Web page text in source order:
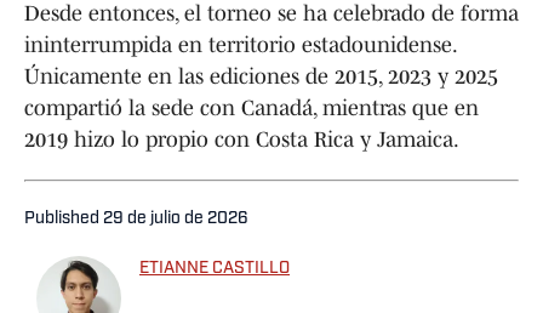
Desde entonces, el torneo se ha celebrado de forma
ininterrumpida en territorio estadounidense.
Únicamente en las ediciones de 2015, 2023 y 2025
compartió la sede con Canadá, mientras que en
2019 hizo lo propio con Costa Rica y Jamaica.
Published 29 de julio de 2026
ETIANNE CASTILLO